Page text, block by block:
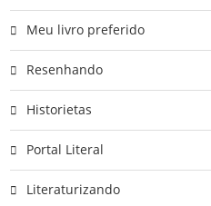
Meu livro preferido
Resenhando
Historietas
Portal Literal
Literaturizando